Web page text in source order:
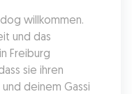
willkommen.
und das
Freiburg
sie ihren
deinem Gassi